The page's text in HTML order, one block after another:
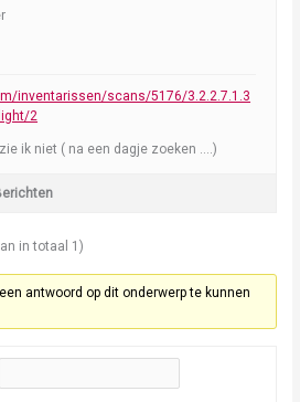
inventarissen/scans/5176/3.2.2.7.1.3
2
ik niet ( na een dagje zoeken ….)
in totaal 1)
antwoord op dit onderwerp te kunnen